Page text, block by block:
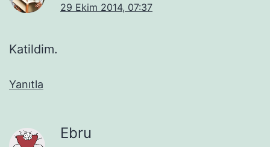
29 Ekim 2014, 07:37
Katildim.
Yanıtla
Ebru